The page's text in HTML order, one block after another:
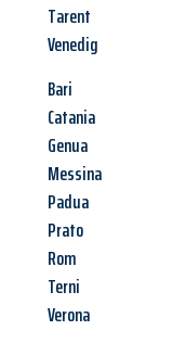
Tarent
Venedig
Bari
Catania
Genua
Messina
Padua
Prato
Rom
Terni
Verona